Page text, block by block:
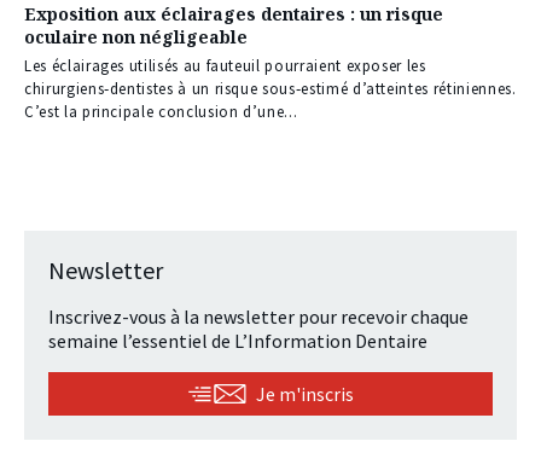
Exposition aux éclairages dentaires : un risque
oculaire non négligeable
Les éclairages utilisés au fauteuil pourraient exposer les
chirurgiens‑dentistes à un risque sous‑estimé d’atteintes rétiniennes.
C’est la principale conclusion d’une...
Newsletter
Inscrivez-vous à la newsletter pour recevoir chaque
semaine l’essentiel de L’Information Dentaire
Je m'inscris